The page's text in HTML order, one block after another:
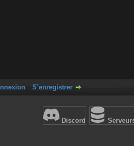
S’enregistrer
Discord